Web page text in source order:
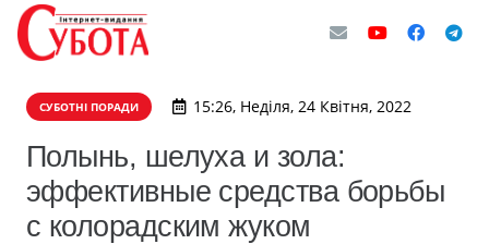
СУБОТНІ ПОРАДИ 15:26, Неділя, 24 Квітня, 2022
Полынь, шелуха и зола:
эффективные средства борьбы
с колорадским жуком